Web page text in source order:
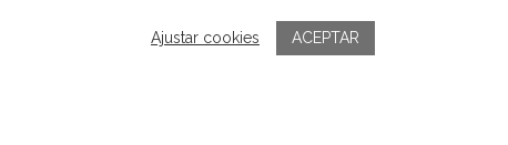
Ajustar cookies ACEPTAR